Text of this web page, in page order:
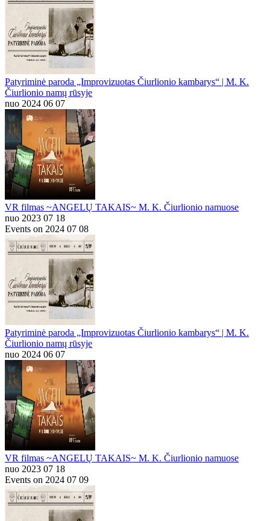
Patyriminė paroda „Improvizuotas Čiurlionio kambarys“ | M. K.
Čiurlionio namų rūsyje
nuo 2024 06 07
VR filmas ~ANGELŲ TAKAIS~ M. K. Čiurlionio namuose
nuo 2023 07 18
Events on 2024 07 08
Patyriminė paroda „Improvizuotas Čiurlionio kambarys“ | M. K.
Čiurlionio namų rūsyje
nuo 2024 06 07
VR filmas ~ANGELŲ TAKAIS~ M. K. Čiurlionio namuose
nuo 2023 07 18
Events on 2024 07 09